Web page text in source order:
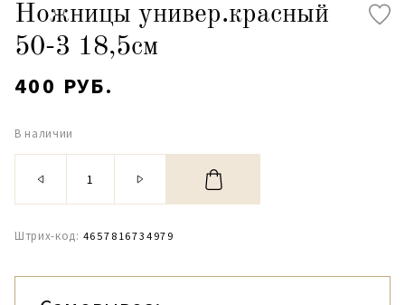
Ножницы универ.красный
50-3 18,5см
400 РУБ.
В наличии
Штрих-код: 4657816734979